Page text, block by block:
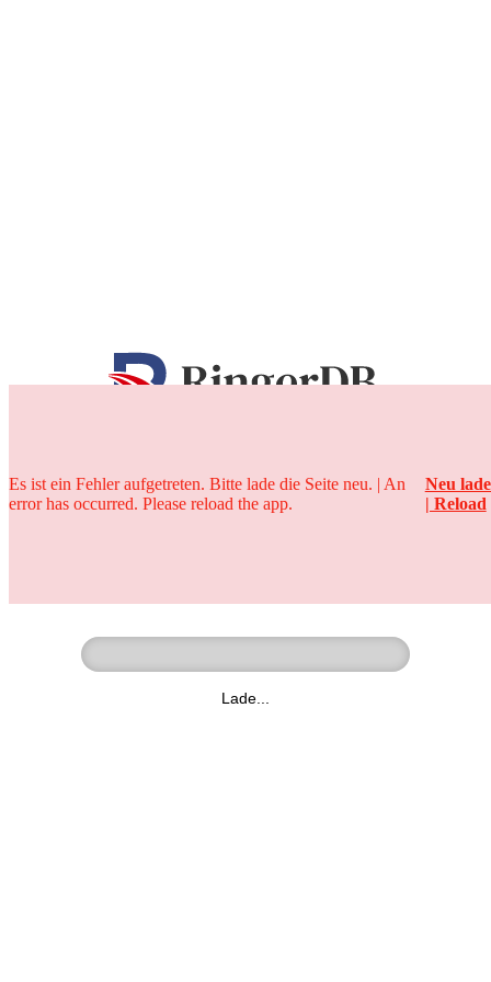
25 Jahre
Lade...
Es ist ein Fehler aufgetreten. Bitte lade die Seite neu. | An
error has occurred. Please reload the app.
Neu
| Reload